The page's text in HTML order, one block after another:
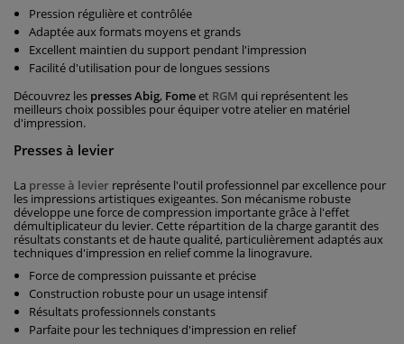
Pression régulière et contrôlée
Adaptée aux formats moyens et grands
Excellent maintien du support pendant l'impression
Facilité d'utilisation pour de longues sessions
Découvrez les presses Abig, Fomeet RGM qui représentent les
meilleurs choix possibles pour équiper votre atelier en matériel
d'impression.
Presses à levier
La presse à levier représente l'outil professionnel par excellence pour
les impressions artistiques exigeantes. Son mécanisme robuste
développe une force de compression importante grâce à l'effet
démultiplicateur du levier. Cette répartition de la charge garantit des
résultats constants et de haute qualité, particulièrement adaptés aux
techniques d'impression en relief comme la linogravure.
Force de compression puissante et précise
Construction robuste pour un usage intensif
Résultats professionnels constants
Parfaite pour les techniques d'impression en relief